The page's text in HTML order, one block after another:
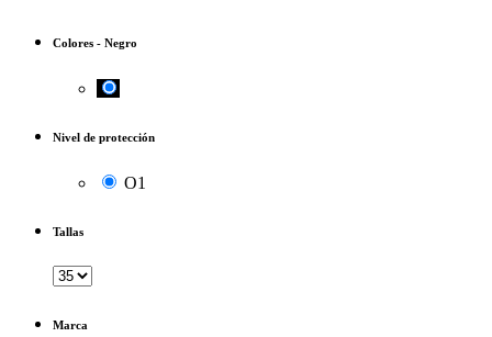
Colores - Negro
Nivel de protección
O1
Tallas
Marca